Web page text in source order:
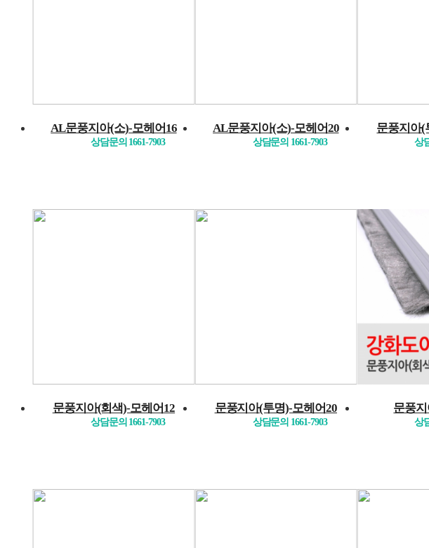
AL문풍지아(소)-모헤어16
상담문의 1661-7903
AL문풍지아(소)-모헤어20
상담문의 1661-7903
문풍지아(
상
문풍지아(회색)-모헤어12
상담문의 1661-7903
문풍지아(투명)-모헤어20
상담문의 1661-7903
문풍
상